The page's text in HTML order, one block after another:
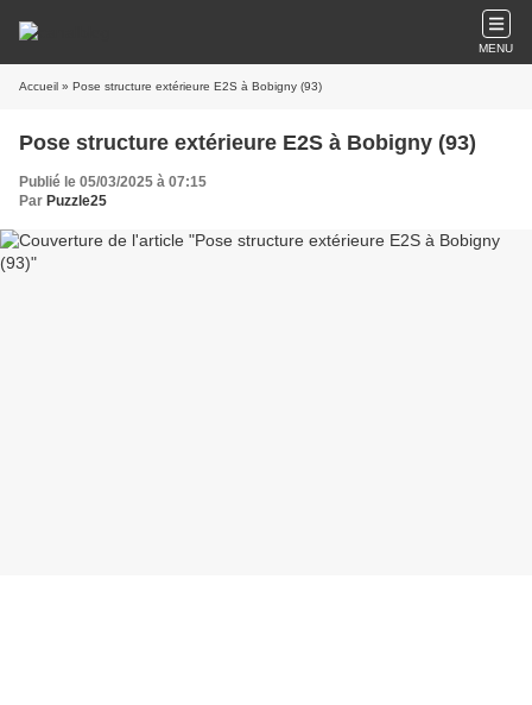
MENU
Accueil » Pose structure extérieure E2S à Bobigny (93)
Pose structure extérieure E2S à Bobigny (93)
Publié le 05/03/2025 à 07:15
Par Puzzle25